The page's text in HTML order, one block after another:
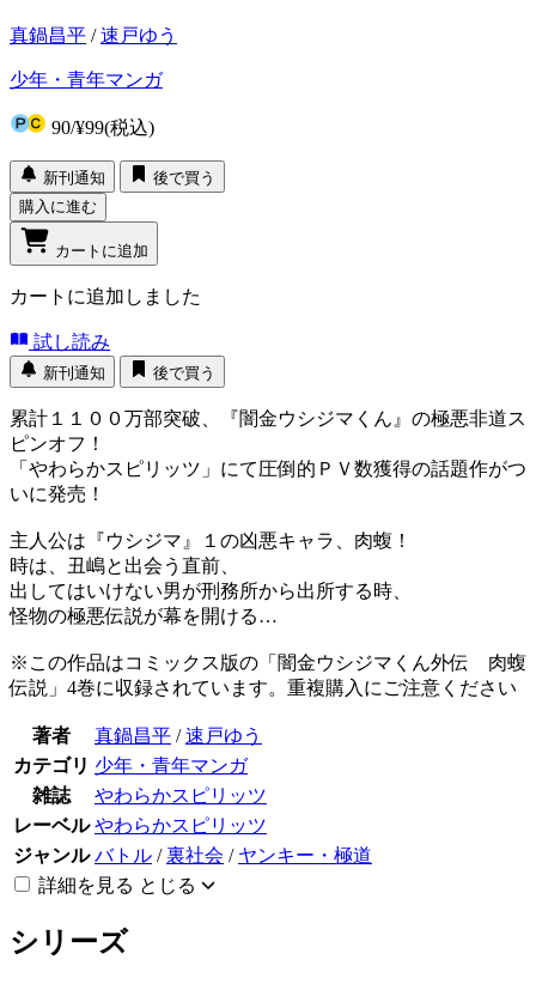
真鍋昌平 /速戸ゆう
少年・青年マンガ
90/¥99(税込)
新刊通知
後で買う
購入に進む
カートに追加
カートに追加しました
試し読み
新刊通知 後で買う
累計１１００万部突破、『闇金ウシジマくん』の極悪非道ス
ピンオフ！
「やわらかスピリッツ」にて圧倒的ＰＶ数獲得の話題作がつ
いに発売！
主人公は『ウシジマ』１の凶悪キャラ、肉蝮！
時は、丑嶋と出会う直前、
出してはいけない男が刑務所から出所する時、
怪物の極悪伝説が幕を開ける…
※この作品はコミックス版の「闇金ウシジマくん外伝 肉蝮
伝説」4巻に収録されています。重複購入にご注意ください
著者 真鍋昌平 /速戸ゆう
カテゴリ 少年・青年マンガ
雑誌
やわらかスピリッツ
レーベル やわらかスピリッツ
ジャンル バトル /裏社会 / ヤンキー・極道
詳細を見る とじる
シリーズ